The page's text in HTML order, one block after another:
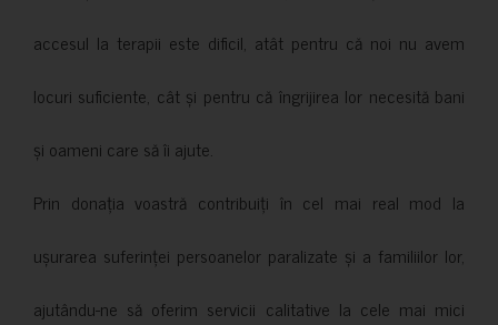
accesul la terapii este dificil, atât pentru că noi nu avem
locuri suficiente, cât și pentru că îngrijirea lor necesită bani
și oameni care să îi ajute.
Prin donația voastră contribuiți în cel mai real mod la
ușurarea suferinței persoanelor paralizate și a familiilor lor,
ajutându-ne să oferim servicii calitative la cele mai mici